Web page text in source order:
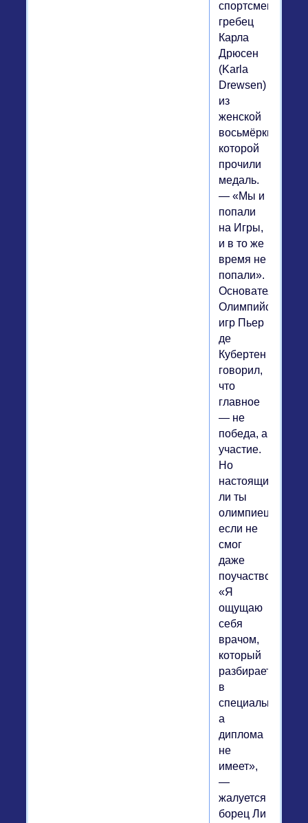
спортсменка-
гребец
Карла
Дрюсен
(Karla
Drewsen)
из
женской
восьмёрки,
которой
прочили
медаль.
— «Мы и
попали
на Игры,
и в то же
время не
попали».
Основатель
Олимпийский
игр Пьер
де
Кубертен
говорил,
что
главное
— не
победа, а
участие.
Но
настоящий
ли ты
олимпиец,
если не
смог
даже
поучаствовать?
«Я
ощущаю
себя
врачом,
который
разбирается
в
специальности,
а
диплома
не
имеет»,
—
жалуется
борец Ли